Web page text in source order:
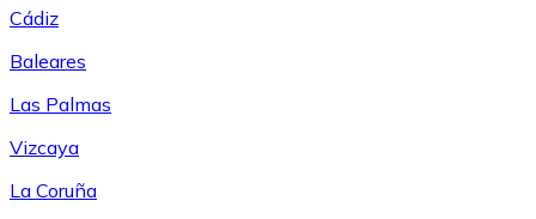
Cádiz
Baleares
Las Palmas
Vizcaya
La Coruña